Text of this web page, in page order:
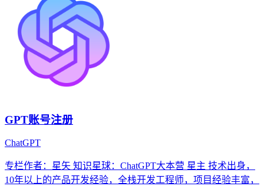
GPT账号注册
ChatGPT
专栏作者：星矢 知识星球：ChatGPT大本营 星主 技术出身，
10年以上的产品开发经验，全栈开发工程师，项目经验丰富，